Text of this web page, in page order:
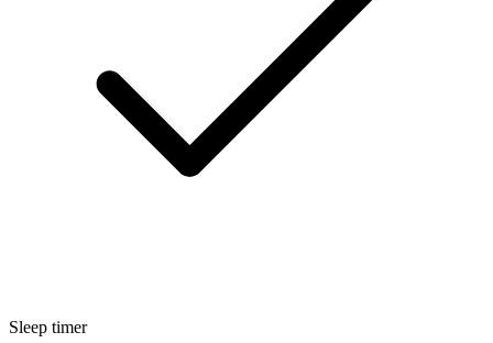
Sleep timer